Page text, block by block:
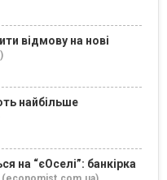
відмову на нові
найбільше
на “єОселі”: банкірка